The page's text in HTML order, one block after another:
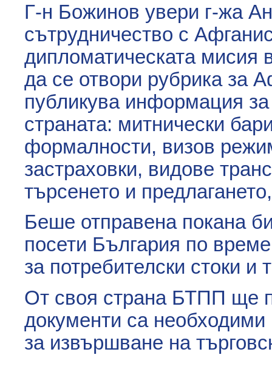
Г-н Божинов увери г-жа
сътрудничество с
дипломатическата мисия
да се отвори рубрика за
публикува информация
страната: митнически
формалности, визов
застраховки, видове
търсенето и
Беше отправена покана
посети България по
за потребителски стоки и
От своя страна БТПП ще
документи са необходими
за извършване на